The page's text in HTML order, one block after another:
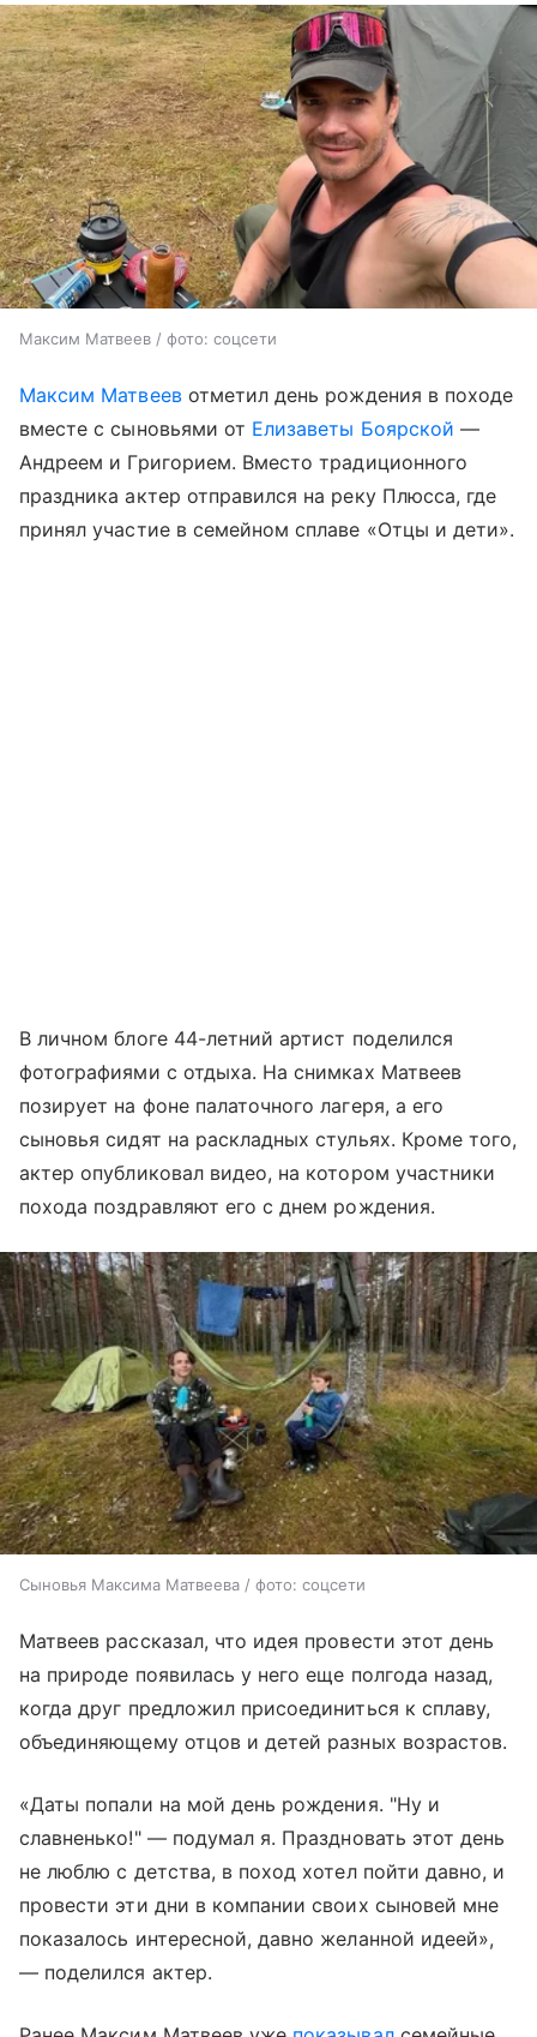
Максим Матвеев / фото: соцсети
Максим Матвеевотметил день рождения в походе
вместе с сыновьями от Елизаветы Боярской —
Андреем и Григорием. Вместо традиционного
праздника актер отправился на реку Плюсса, где
принял участие в семейном сплаве «Отцы и дети».
В личном блоге 44-летний артист поделился
фотографиями с отдыха. На снимках Матвеев
позирует на фоне палаточного лагеря, а его
сыновья сидят на раскладных стульях. Кроме того,
актер опубликовал видео, на котором участники
похода поздравляют его с днем рождения.
Сыновья Максима Матвеева / фото: соцсети
Матвеев рассказал, что идея провести этот день
на природе появилась у него еще полгода назад,
когда друг предложил присоединиться к сплаву,
объединяющему отцов и детей разных возрастов.
«Даты попали на мой день рождения. "Ну и
славненько!" — подумал я. Праздновать этот день
не люблю с детства, в поход хотел пойти давно, и
провести эти дни в компании своих сыновей мне
показалось интересной, давно желанной идеей»,
— поделился актер.